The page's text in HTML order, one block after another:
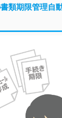
類期限管理自